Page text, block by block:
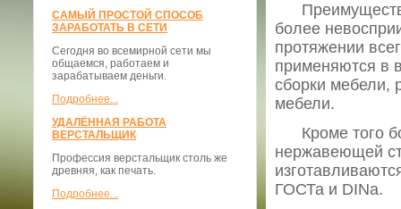
САМЫЙ ПРОСТОЙ СПОСОБ
ЗАРАБОТАТЬ В СЕТИ
Сегодня во всемирной сети мы
общаемся, работаем и
зарабатываем деньги.
Подробнее...
УДАЛЁННАЯ РАБОТА
ВЕРСТАЛЬЩИК
Профессия верстальщик столь же
древняя, как печать.
Подробнее...
Преимущества
более
протяжении
применяются в
сборки мебели,
мебели.
Кроме того
нержавеющей
ГОСТа и DINа.